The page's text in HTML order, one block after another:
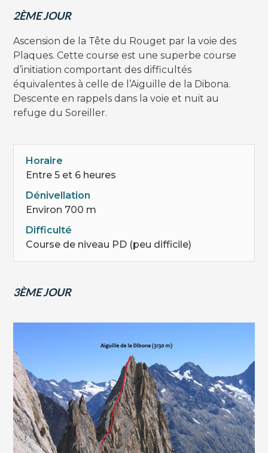
2ÈME JOUR
Ascension de la Tête du Rouget par la voie des
Plaques. Cette course est une superbe course
d’initiation comportant des difficultés
équivalentes à celle de l’Aiguille de la Dibona.
Descente en rappels dans la voie et nuit au
refuge du Soreiller.
Horaire
Entre 5 et 6 heures
Dénivellation
Environ 700 m
Difficulté
Course de niveau PD (peu difficile)
3ÈME JOUR